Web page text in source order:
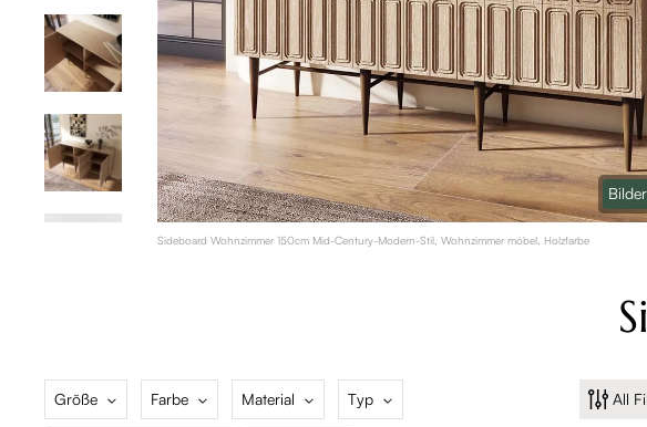
Sideboard Wohnzimmer 150cm Mid-Century-Modern-Stil, Wohnzimmer möbel, Holzfarbe
Bilder
Größe Farbe Material Typ All